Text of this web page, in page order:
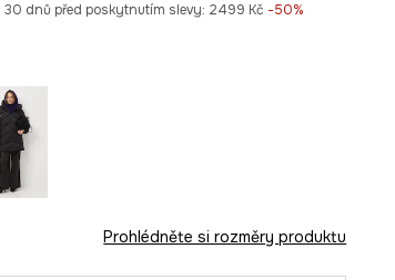
dnů před poskytnutím slevy: 2499 Kč -50%
Prohlédněte si rozměry produktu